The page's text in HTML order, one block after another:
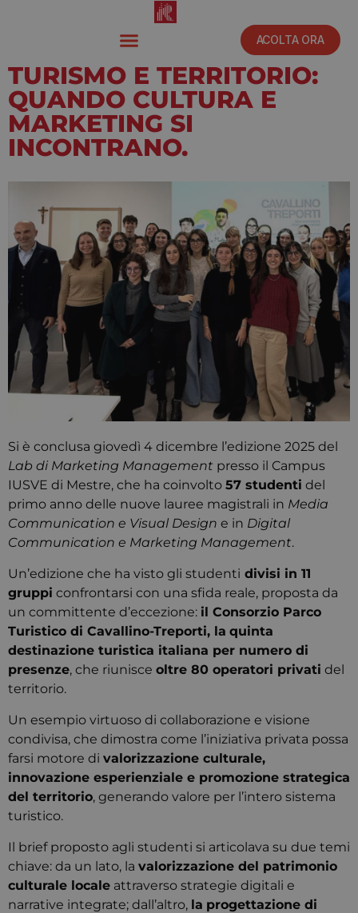
ACOLTA ORA
TURISMO E TERRITORIO:
QUANDO CULTURA E
MARKETING SI
INCONTRANO.
Si è conclusa giovedì 4 dicembre l’edizione 2025 del
Lab di Marketing Management presso il Campus
IUSVE di Mestre, che ha coinvolto 57 studenti del
primo anno delle nuove lauree magistrali in Media
Communication e Visual Design e in Digital
Communication e Marketing Management.
Un’edizione che ha visto gli studenti divisi in 11
gruppi confrontarsi con una sfida reale, proposta da
un committente d’eccezione: il Consorzio Parco
Turistico di Cavallino-Treporti, la quinta
destinazione turistica italiana per numero di
presenze, che riunisce oltre 80 operatori privati del
territorio.
Un esempio virtuoso di collaborazione e visione
condivisa, che dimostra come l’iniziativa privata possa
farsi motore di valorizzazione culturale,
innovazione esperienziale e promozione strategica
del territorio, generando valore per l’intero sistema
turistico.
Il brief proposto agli studenti si articolava su due temi
chiave: da un lato, la valorizzazione del patrimonio
culturale locale attraverso strategie digitali e
narrative integrate; dall’altro, la progettazione di